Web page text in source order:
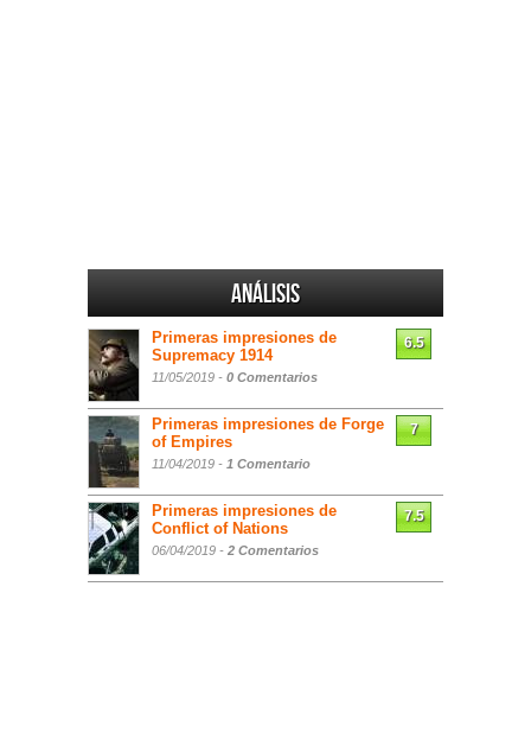
Análisis
Primeras impresiones de
Supremacy 1914
11/05/2019 - 0 Comentarios
6.5
Primeras impresiones de Forge
of Empires
11/04/2019 - 1 Comentario
7
Primeras impresiones de
Conflict of Nations
06/04/2019 - 2 Comentarios
7.5